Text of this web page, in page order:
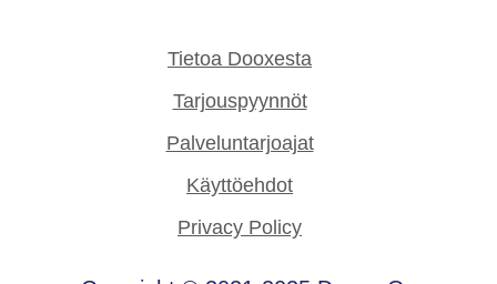
Tietoa Dooxesta
Tarjouspyynnöt
Palveluntarjoajat
Käyttöehdot
Privacy Policy